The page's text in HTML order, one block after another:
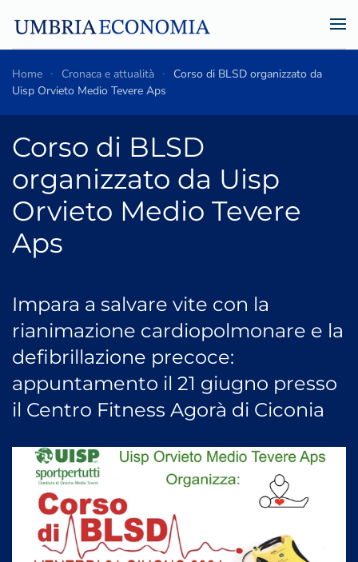
Skip to main content
Home Cronaca e attualità
Corso di BLSD organizzato da
Uisp Orvieto Medio Tevere Aps
Corso di BLSD
organizzato da Uisp
Orvieto Medio Tevere
Aps
Impara a salvare vite con la
rianimazione cardiopolmonare e la
defibrillazione precoce:
appuntamento il 21 giugno presso
il Centro Fitness Agorà di Ciconia